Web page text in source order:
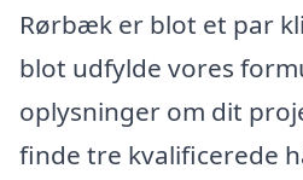
Rørbæk er blot et par
blot udfylde vores
oplysninger om dit
finde tre kvalificerede